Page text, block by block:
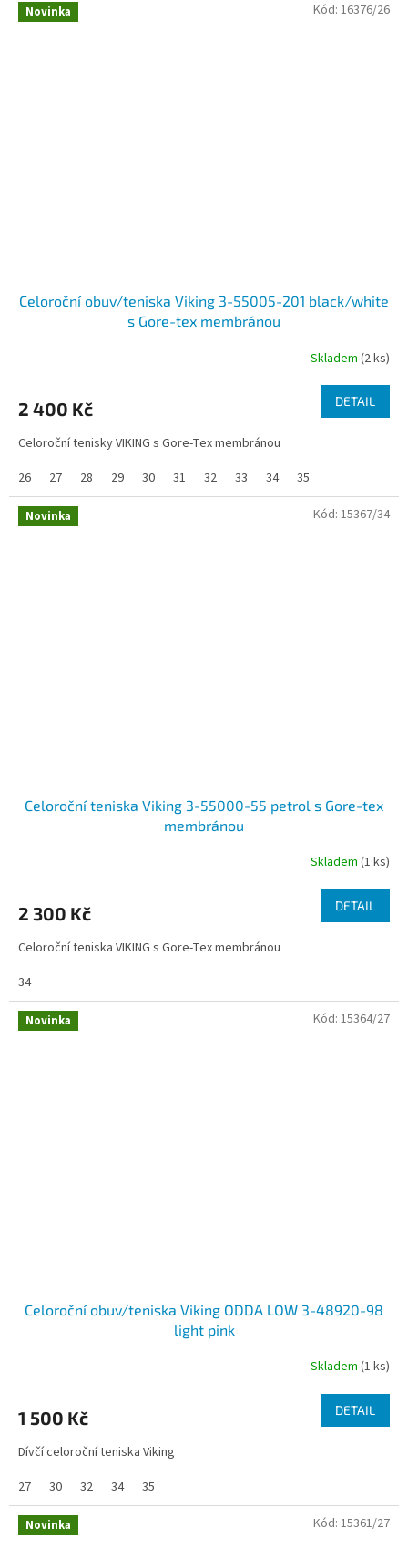
Novinka
Celoroční obuv/teniska Viking 3-55005-201 black/white
s Gore-tex membránou
Skladem (2 ks)
2 400 Kč DETAIL
Celoroční tenisky VIKING s Gore-Tex membránou
26
27 28 29 30 31 32 33 34 35
Kód: 16376/26
Novinka
Celoroční teniska Viking 3-55000-55 petrol s Gore-tex
membránou
Skladem (1 ks)
2 300 Kč DETAIL
Celoroční teniska VIKING s Gore-Tex membránou
34
Kód: 15367/34
Novinka
Celoroční obuv/teniska Viking ODDA LOW 3-48920-98
light pink
Skladem (1 ks)
1 500 Kč DETAIL
Dívčí celoroční teniska Viking
27
30 32 34 35
Kód: 15364/27
Novinka Kód: 15361/27